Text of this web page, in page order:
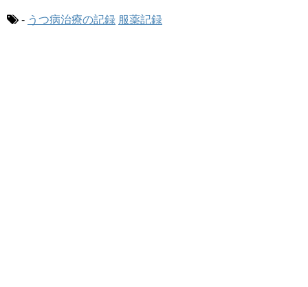
- うつ病治療の記録 服薬記録